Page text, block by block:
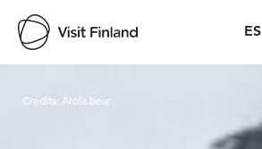
ES
Credits: Arola bear